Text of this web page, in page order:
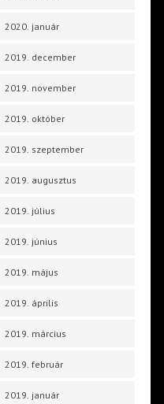
2020. január
2019. december
2019. november
2019. október
2019. szeptember
2019. augusztus
2019. július
2019. június
2019. május
2019. április
2019. március
2019. február
2019. január